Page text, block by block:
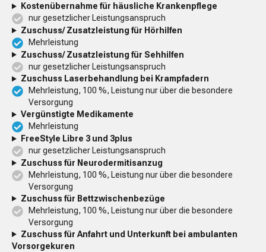
Kostenübernahme für häusliche Krankenpflege
nur gesetzlicher Leistungsanspruch
Zuschuss/ Zusatzleistung für Hörhilfen
Mehrleistung
Zuschuss/ Zusatzleistung für Sehhilfen
nur gesetzlicher Leistungsanspruch
Zuschuss Laserbehandlung bei Krampfadern
Mehrleistung, 100 %, Leistung nur über die besondere
Versorgung
Vergünstigte Medikamente
Mehrleistung
FreeStyle Libre 3 und 3plus
nur gesetzlicher Leistungsanspruch
Zuschuss für Neurodermitisanzug
Mehrleistung, 100 %, Leistung nur über die besondere
Versorgung
Zuschuss für Bettzwischenbezüge
Mehrleistung, 100 %, Leistung nur über die besondere
Versorgung
Zuschuss für Anfahrt und Unterkunft bei ambulanten
Vorsorgekuren